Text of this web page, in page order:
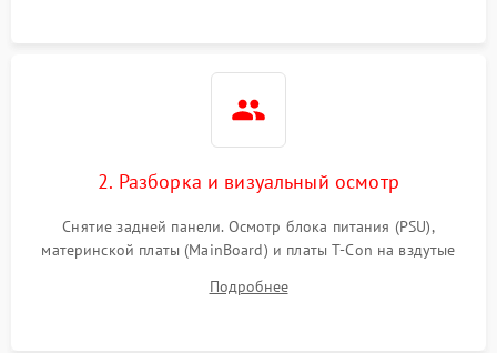
2. Разборка и визуальный осмотр
Снятие задней панели. Осмотр блока питания (PSU),
материнской платы (MainBoard) и платы T-Con на вздутые
Проверка надежности фиксации и целостности шлейфов.
Подробнее